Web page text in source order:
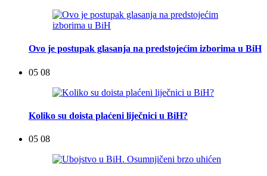
Ovo je postupak glasanja na predstojećim izborima u BiH
05 08
Koliko su doista plaćeni liječnici u BiH?
05 08